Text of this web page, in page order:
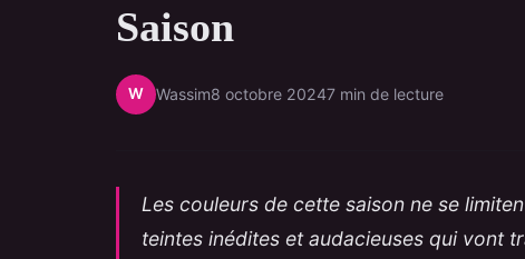
Saison
W Wassim8 octobre 20247 min de lecture
Les couleurs de cette saison ne se
teintes inédites et audacieuses qui vont